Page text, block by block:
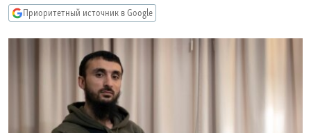
Вернутся
КАВКАЗ.РЕАЛИИ
СЕВЕР.РЕАЛИИ
СИБИРЬ.РЕАЛИИ
РАСПИСАНИЕ ВЕЩАНИЯ
ПОДПИШИТЕСЬ НА РАССЫЛКУ
Приоритетный источник в Google